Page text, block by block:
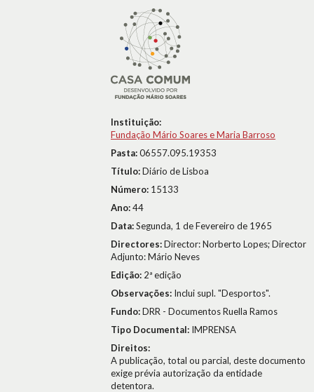
Instituição:
Fundação Mário Soares e Maria Barroso
Pasta:06557.095.19353
Título:Diário de Lisboa
Número: 15133
Ano:44
Data:Segunda, 1 de Fevereiro de 1965
Directores:Director: Norberto Lopes; Director
Adjunto: Mário Neves
Edição: 2ª edição
Observações: Inclui supl. "Desportos".
Fundo:DRR - Documentos Ruella Ramos
Tipo Documental: IMPRENSA
Direitos:
A publicação, total ou parcial, deste documento
exige prévia autorização da entidade
detentora.